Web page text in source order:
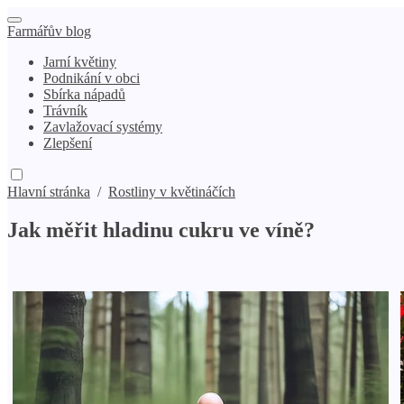
Farmářův blog
Jarní květiny
Podnikání v obci
Sbírka nápadů
Trávník
Zavlažovací systémy
Zlepšení
Hlavní stránka / Rostliny v květináčích
Jak měřit hladinu cukru ve víně?